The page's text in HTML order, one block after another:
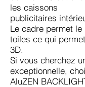
les caissons
publicitaires
Le cadre permet le
toiles ce qui
3D.
Si vous cherchez
exceptionnelle,
AluZEN